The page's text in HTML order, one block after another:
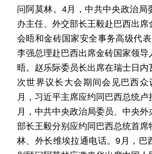
问阿莫林。4月，中共中央政治局
办主任、外交部长王毅赴巴西出席
会晤和金砖国家安全事务高级代表
李强总理赴巴西出席金砖国家领导
晤。赵乐际委员长出席在瑞士日内
次世界议长大会期间会见巴西众
月，习近平主席应约同巴西总统卢
月，中共中央政治局委员、中央外
部长王毅分别应约同巴西总统首席
林、外长维埃拉通电话。9月，巴